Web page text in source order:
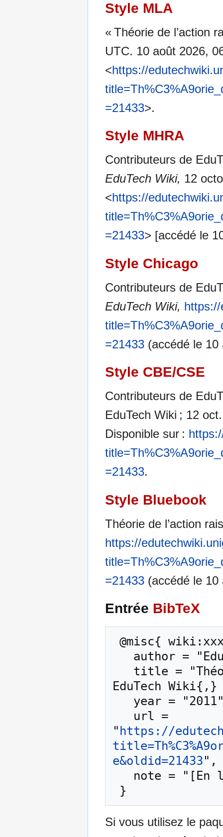
Style MLA
« Théorie de l’action
UTC. 10 août 2026,
<https://
=21433>.
Style MHRA
Contributeurs de
EduTech Wiki, 12
<https://
=21433> [accédé le
Style Chicago
Contributeurs de
EduTech Wiki,
=21433 (accédé le 10
Style CBE/CSE
Contributeurs de
EduTech Wiki ; 12
Disponible sur :
=21433.
Style Bluebook
Théorie de l’action
https://
=21433 (accédé le 10
Entrée BibTeX
EduTech
" https://
e&oldid=21433",
Si vous utilisez le